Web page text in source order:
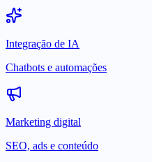
Integração de IA
Chatbots e automações
Marketing digital
SEO, ads e conteúdo